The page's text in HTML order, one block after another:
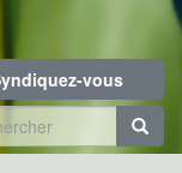
vous